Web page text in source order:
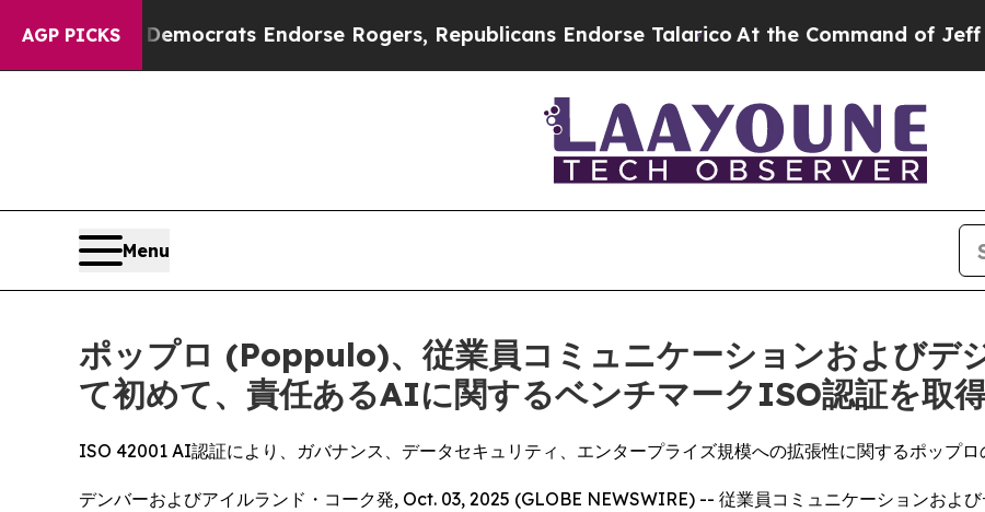
AGP PICKSDemocrats Endorse Rogers, Republicans Endorse TalaricoAt the Command of Jeff
Menu
ポップロ (Poppulo)、従業員コミュニケーションおよびデ
て初めて、責任あるAIに関するベンチマークISO認証を取
ISO 42001 AI認証により、ガバナンス、データセキュリティ、エンタープライズ規模への拡張性に関するポップロ
デンバーおよびアイルランド・コーク発, Oct. 03, 2025 (GLOBE NEWSWIRE) -- 従業員コミュニケーションおよ